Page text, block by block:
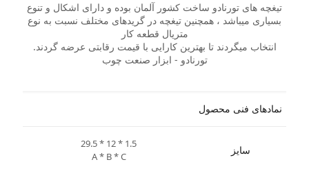
تیغچه های تورنادو ساخت کشور آلمان بوده و دارای اشکال و تنوع
بسیاری میباشد ، همچنین تیغچه در گریدهای مختلف نسبت به نوع
متریال قطعه کار
انتخاب میگردند تا بهترین کارایی با قیمت رقابتی عرضه گردند.
تورنادو - ابزار صنعت چوب
نمادهای فنی محصول
سایز
29.5 * 12 * 1.5
A * B * C